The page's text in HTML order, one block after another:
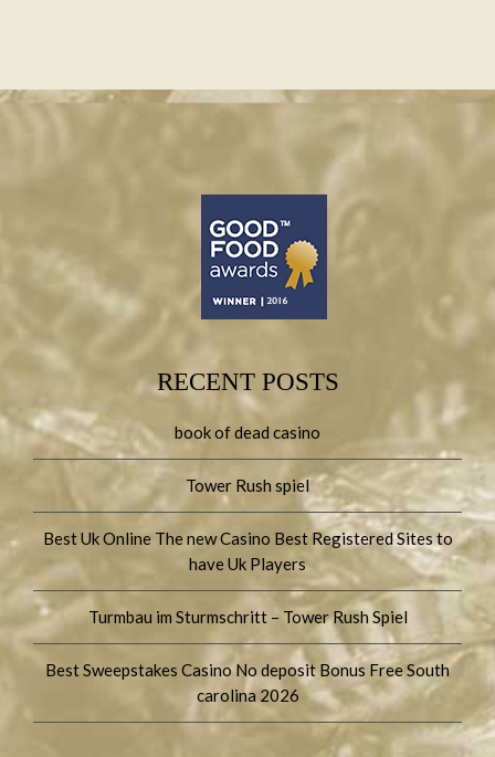
RECENT POSTS
book of dead casino
Tower Rush spiel
Best Uk Online The new Casino Best Registered Sites to
have Uk Players
Turmbau im Sturmschritt – Tower Rush Spiel
Best Sweepstakes Casino No deposit Bonus Free South
carolina 2026